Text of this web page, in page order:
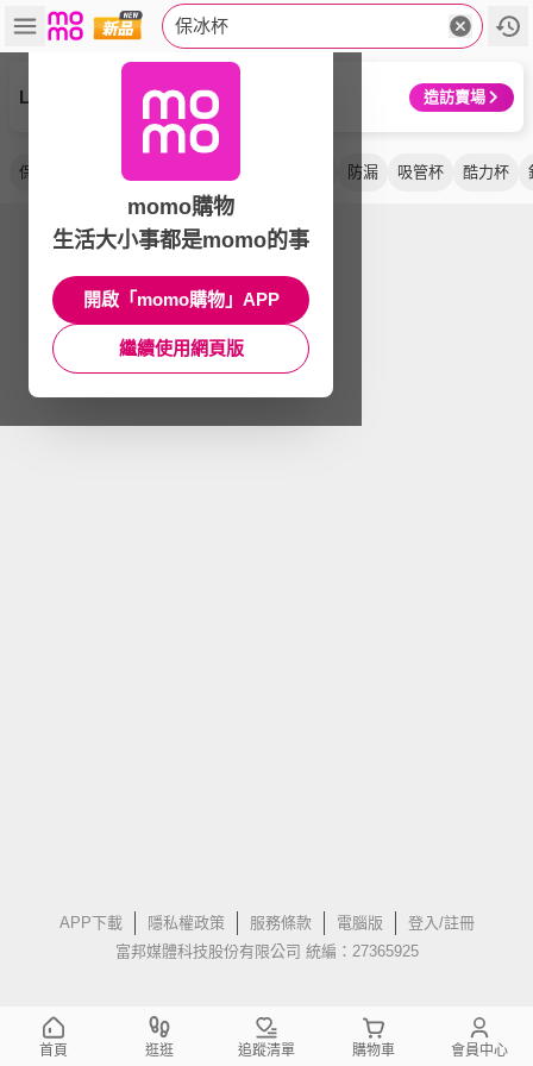
保冰杯
LocknLock 樂扣樂扣 造訪賣場
保溫杯 隨行杯 全色系 防漏 吸管杯 酷力杯
APP下載 隱私權政策 服務條款 電腦版
登入/註冊
富邦媒體科技股份有限公司 統編：27365925
momo購物
生活大小事都是momo的事
開啟「momo購物」APP
繼續使用網頁版
首頁 逛逛 追蹤清單 購物車 會員中心